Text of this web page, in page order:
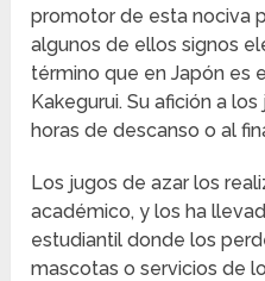
promotor de esta nociva
algunos de ellos signos
término que en Japón es
Kakegurui. Su afición a
horas de descanso o al
Los jugos de azar los
académico, y los ha
estudiantil donde los
mascotas o servicios de